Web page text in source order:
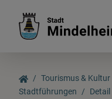
Tourismus & Kultur
Stadtführungen
Detail